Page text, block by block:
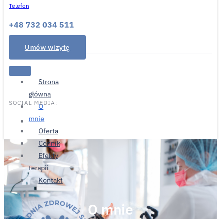
Telefon
+48 732 034 511
Umów wizytę
Strona
główna
O
mnie
Oferta
Cennik
Efekty
terapii
Kontakt
SOCIAL MEDIA:
O mnie